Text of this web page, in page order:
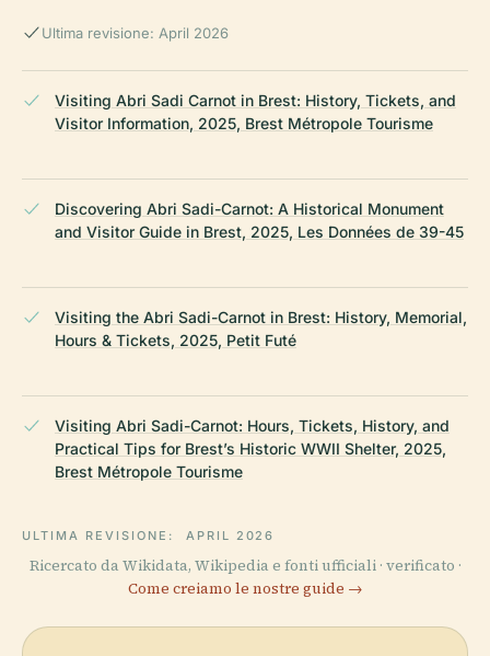
Ultima revisione: April 2026
Visiting Abri Sadi Carnot in Brest: History, Tickets, and
Visitor Information, 2025, Brest Métropole Tourisme
Discovering Abri Sadi-Carnot: A Historical Monument
and Visitor Guide in Brest, 2025, Les Données de 39-45
Visiting the Abri Sadi-Carnot in Brest: History, Memorial,
Hours & Tickets, 2025, Petit Futé
Visiting Abri Sadi-Carnot: Hours, Tickets, History, and
Practical Tips for Brest’s Historic WWII Shelter, 2025,
Brest Métropole Tourisme
ULTIMA REVISIONE: APRIL 2026
Ricercato da Wikidata, Wikipedia e fonti ufficiali · verificato ·
Come creiamo le nostre guide →